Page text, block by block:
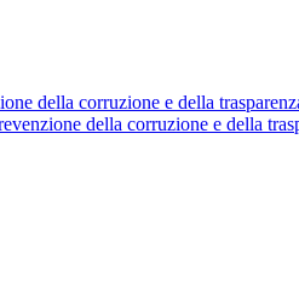
della corruzione e della
della corruzione e della